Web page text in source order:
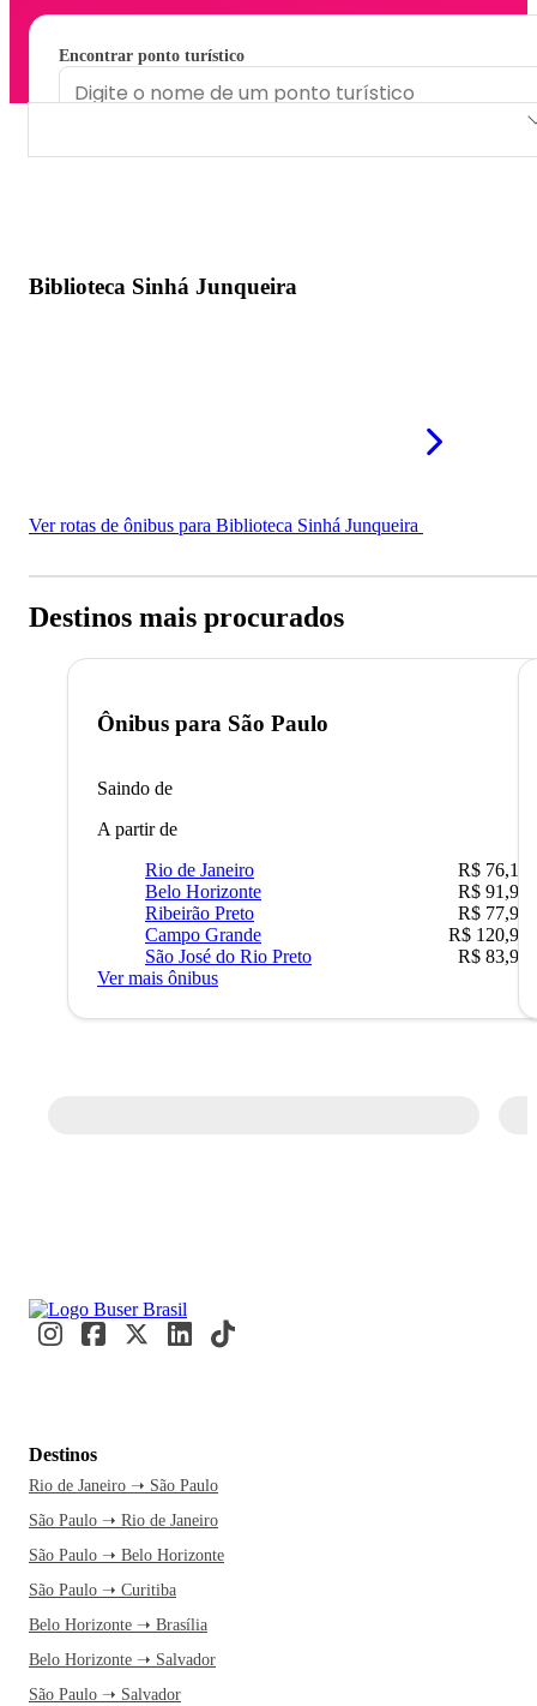
Encontrar ponto turístico
Biblioteca Sinhá Junqueira
Ver rotas de ônibus para Biblioteca Sinhá Junqueira
Destinos mais procurados
Ônibus para São Paulo
Saindo de
A partir de
Rio de Janeiro
R$ 76,10
Belo Horizonte
R$ 91,90
Ribeirão Preto
R$ 77,90
Campo Grande
R$ 120,90
São José do Rio Preto
R$ 83,90
Ver mais ônibus
Destinos
Rio de Janeiro ➝ São Paulo
São Paulo ➝ Rio de Janeiro
São Paulo ➝ Belo Horizonte
São Paulo ➝ Curitiba
Belo Horizonte ➝ Brasília
Belo Horizonte ➝ Salvador
São Paulo ➝ Salvador